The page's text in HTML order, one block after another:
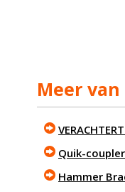
Meer
Quik-
Hammer